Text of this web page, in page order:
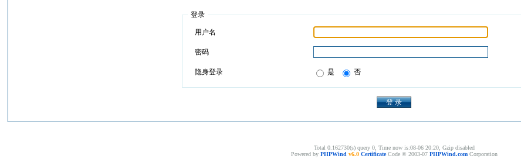
登录
用户名
密码
隐身登录 是 否
Total 0.162730(s) query 0, Time now is:08-06 20:20, Gzip disabled
Powered by PHPWind v6.0 CertificateCode © 2003-07 PHPWind.com Corporation